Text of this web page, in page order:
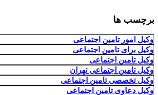
برچسب ها
وکیل امور تامین اجتماعی
وکیل برای تامین اجتماعی
وکیل تامین اجتماعی
وکیل تامین اجتماعی تهران
وکیل تخصصی تامین اجتماعی
وکیل دعاوی تامین اجتماعی